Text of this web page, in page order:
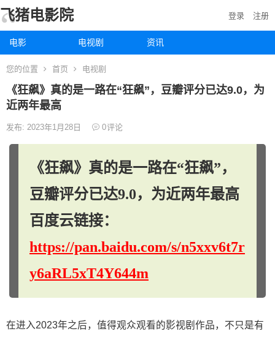
飞猪电影院
电影 电视剧 资讯
登录 注册
您的位置 首页 电视剧
《狂飙》真的是一路在“狂飙”，豆瓣评分已达9.0，为
近两年最高
发布: 2023年1月28日 0评论
《狂飙》真的是一路在“狂飙”，
豆瓣评分已达9.0，为近两年最高
百度云链接：
https://pan.baidu.com/s/n5xxv6t7r
y6aRL5xT4Y644m
在进入2023年之后，值得观众观看的影视剧作品，不只是有